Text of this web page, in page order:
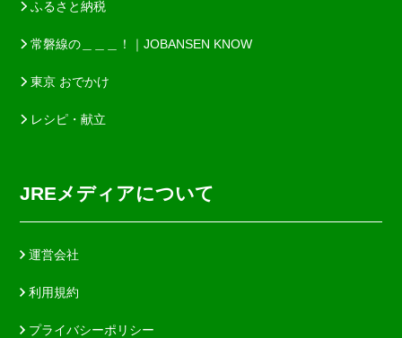
ふるさと納税
常磐線の＿＿＿！｜JOBANSEN KNOW
東京 おでかけ
レシピ・献立
JREメディアについて
運営会社
利用規約
プライバシーポリシー